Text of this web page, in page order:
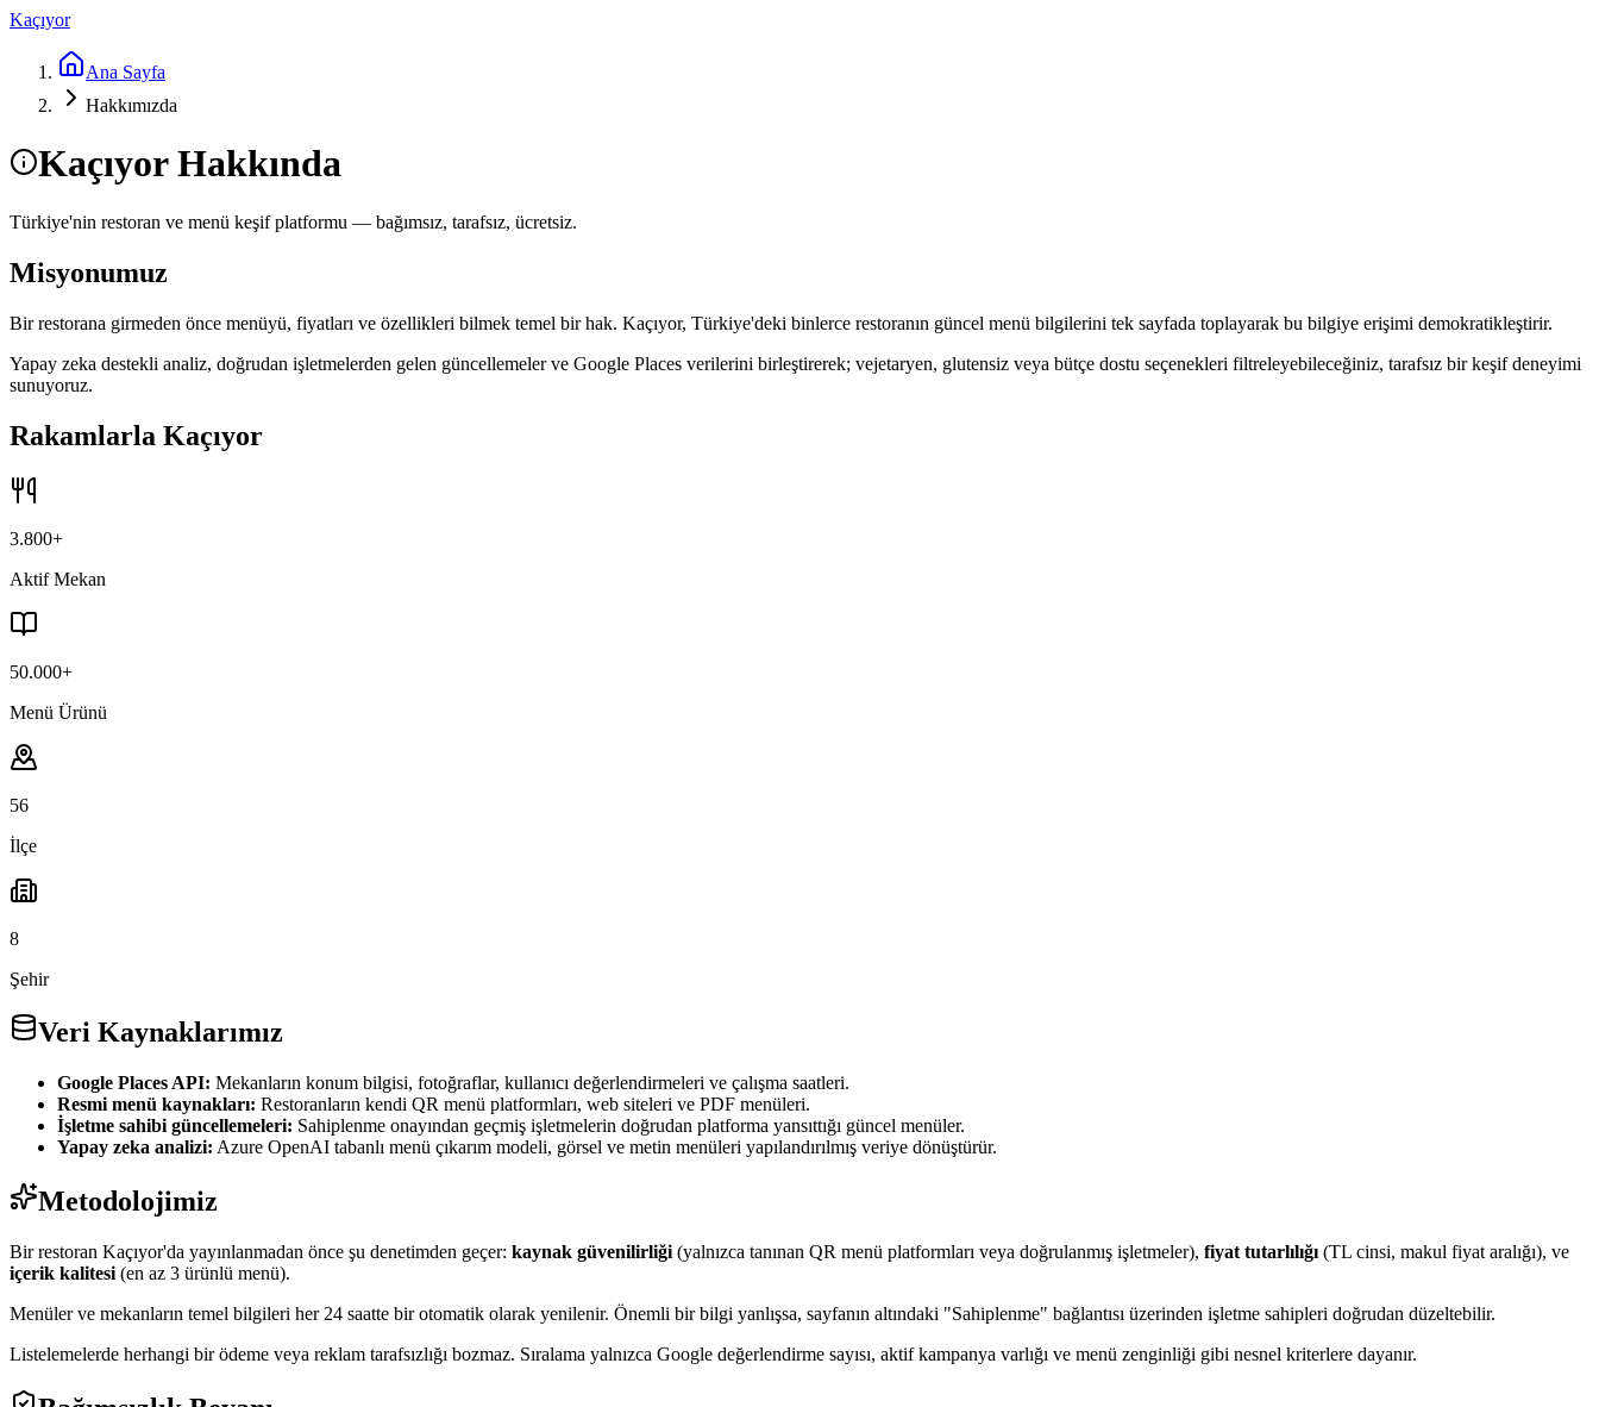
Kaçıyor
Ana Sayfa
Hakkımızda
Kaçıyor Hakkında
Türkiye'nin restoran ve menü keşif platformu — bağımsız, tarafsız, ücretsiz.
Misyonumuz
Bir restorana girmeden önce menüyü, fiyatları ve özellikleri bilmek temel bir hak. Kaçıyor, Türkiye'deki binlerce restoranın güncel menü bilgilerini tek sayfada toplayarak bu bilgiye erişimi demokratikleştirir.
Yapay zeka destekli analiz, doğrudan işletmelerden gelen güncellemeler ve Google Places verilerini birleştirerek; vejetaryen, glutensiz veya bütçe dostu seçenekleri filtreleyebileceğiniz, tarafsız bir keşif deneyimi
sunuyoruz.
Rakamlarla Kaçıyor
3.800+
Aktif Mekan
50.000+
Menü Ürünü
56
İlçe
8
Şehir
Veri Kaynaklarımız
Google Places API: Mekanların konum bilgisi, fotoğraflar, kullanıcı değerlendirmeleri ve çalışma saatleri.
Resmi menü kaynakları: Restoranların kendi QR menü platformları, web siteleri ve PDF menüleri.
İşletme sahibi güncellemeleri: Sahiplenme onayından geçmiş işletmelerin doğrudan platforma yansıttığı güncel menüler.
Yapay zeka analizi: Azure OpenAI tabanlı menü çıkarım modeli, görsel ve metin menüleri yapılandırılmış veriye dönüştürür.
Metodolojimiz
Bir restoran Kaçıyor'da yayınlanmadan önce şu denetimden geçer: kaynak güvenilirliği (yalnızca tanınan QR menü platformları veya doğrulanmış işletmeler), fiyat tutarlılığı (TL cinsi, makul fiyat aralığı), ve
içerik kalitesi (en az 3 ürünlü menü).
Menüler ve mekanların temel bilgileri her 24 saatte bir otomatik olarak yenilenir. Önemli bir bilgi yanlışsa, sayfanın altındaki "Sahiplenme" bağlantısı üzerinden işletme sahipleri doğrudan düzeltebilir.
Listelemelerde herhangi bir ödeme veya reklam tarafsızlığı bozmaz. Sıralama yalnızca Google değerlendirme sayısı, aktif kampanya varlığı ve menü zenginliği gibi nesnel kriterlere dayanır.